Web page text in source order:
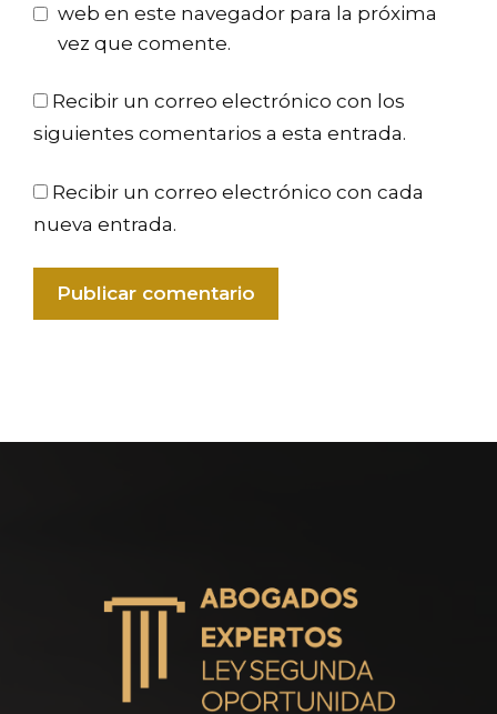
web en este navegador para la próxima
vez que comente.
Recibir un correo electrónico con los
siguientes comentarios a esta entrada.
Recibir un correo electrónico con cada
nueva entrada.